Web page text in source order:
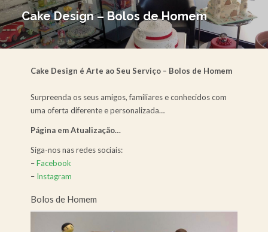
Cake Design – Bolos de Homem
Cake Design é Arte ao Seu Serviço – Bolos de Homem
Surpreenda os seus amigos, familiares e conhecidos com
uma oferta diferente e personalizada…
Página em Atualização…
Siga-nos nas redes sociais:
–Facebook
– Instagram
Bolos de Homem